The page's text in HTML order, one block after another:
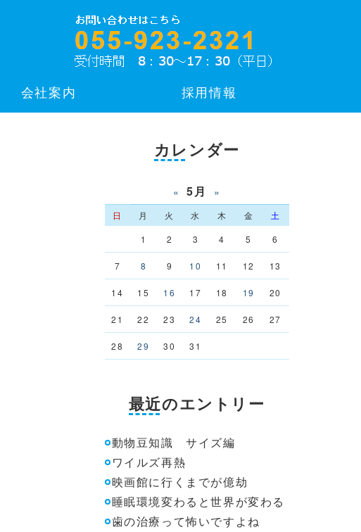
会社案内 採用情報
カレンダー
« 5月 »
日 月 火 水 木 金
土
1
2 3 4 5 6
7 8 9 10 11 12 13
14 15 16 17 18 19 20
21 22 23 24 25 26 27
28 29 30 31
最近のエントリー
動物豆知識 サイズ編
ワイルズ再熱
映画館に行くまでが億劫
睡眠環境変わると世界が変わる
歯の治療って怖いですよね